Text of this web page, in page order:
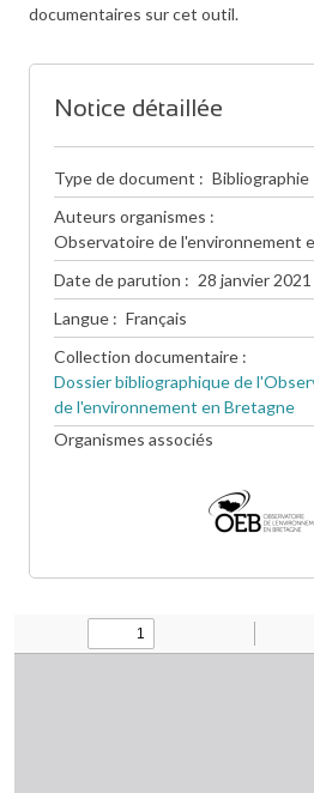
documentaires sur cet outil.
Notice détaillée
Type de document
Bibliographie
Auteurs organismes
Observatoire de l'environnement
Date de parution
28 janvier 2021
Langue
Français
Collection documentaire
Dossier bibliographique de
de l'environnement en Bretagne
Organismes associés